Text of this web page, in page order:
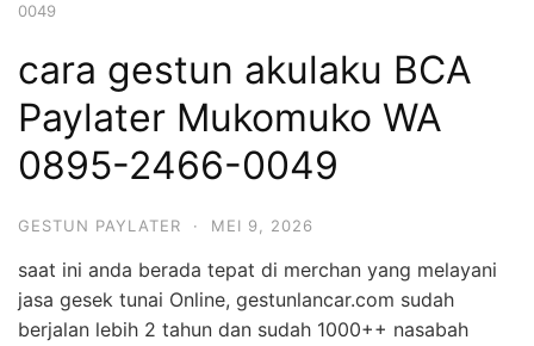
0049
cara gestun akulaku BCA
Paylater Mukomuko WA
0895-2466-0049
GESTUN PAYLATER · MEI 9, 2026
saat ini anda berada tepat di merchan yang melayani
jasa gesek tunai Online, gestunlancar.com sudah
berjalan lebih 2 tahun dan sudah 1000++ nasabah